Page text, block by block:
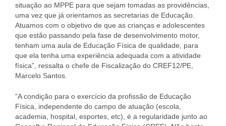
situação ao MPPE para que sejam tomadas as providências,
uma vez que já orientamos as secretarias de Educação.
Atuamos com o objetivo de que as crianças e adolescentes
que estão passando pela fase de desenvolvimento motor,
tenham uma aula de Educação Física de qualidade, para
que ela tenha uma experiência adequada com a atividade
física”, ressalta o chefe de Fiscalização do CREF12/PE,
Marcelo Santos.
“A condição para o exercício da profissão de Educação
Física, independente do campo de atuação (escola,
academia, hospital, esportes, etc), é a regularidade junto ao